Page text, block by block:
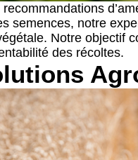
semences, notre
Notre objectif
des récoltes.